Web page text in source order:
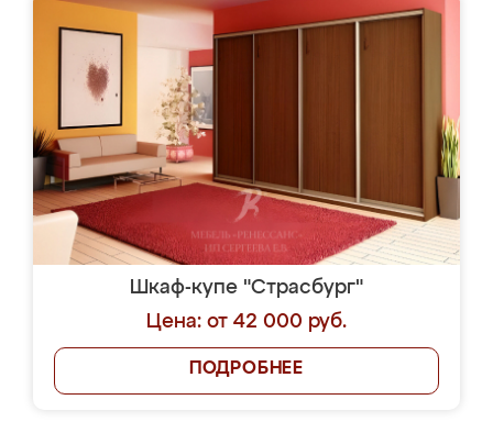
Шкаф-купе "Страсбург"
Цена: от 42 000 руб.
ПОДРОБНЕЕ